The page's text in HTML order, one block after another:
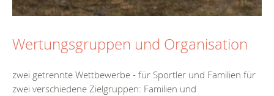
Wertungsgruppen und Organisation
zwei getrennte Wettbewerbe - für Sportler und Familien für
zwei verschiedene Zielgruppen: Familien und